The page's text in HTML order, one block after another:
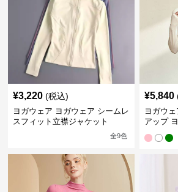
¥3,220 (税込)
ヨガウェア ヨガウェア シームレ
スフィット立襟ジャケット
全9色
¥5,840
ヨガウ
アップ